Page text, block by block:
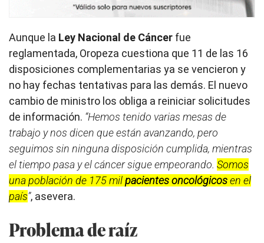
Aunque la Ley Nacional de Cáncer fue
reglamentada, Oropeza cuestiona que 11 de las 16
disposiciones complementarias ya se vencieron y
no hay fechas tentativas para las demás. El nuevo
cambio de ministro los obliga a reiniciar solicitudes
de información. “Hemos tenido varias mesas de
trabajo y nos dicen que están avanzando, pero
seguimos sin ninguna disposición cumplida, mientras
el tiempo pasa y el cáncer sigue empeorando. Somos
una población de 175 milpacientes oncológicosen el
país”, asevera.
Problema de raíz